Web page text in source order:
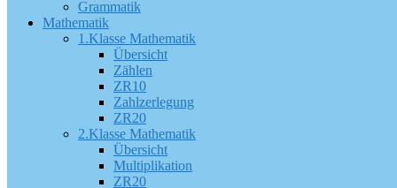
Grammatik
Mathematik
1.Klasse Mathematik
Übersicht
Zählen
ZR10
Zahlzerlegung
ZR20
2.Klasse Mathematik
Übersicht
Multiplikation
ZR20